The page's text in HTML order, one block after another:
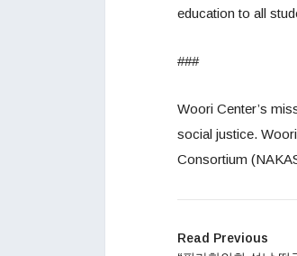
education to all
###
Woori Center’s
social justice.
Consortium
Read Previous